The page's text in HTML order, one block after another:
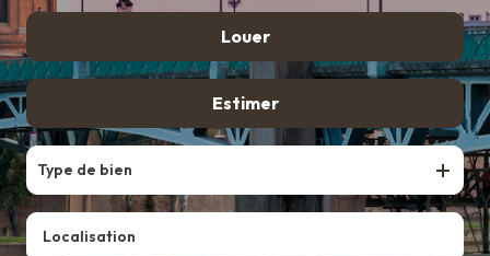
ALERTE
E-MAIL
CONTACT
Louer
Estimer
Type de bien